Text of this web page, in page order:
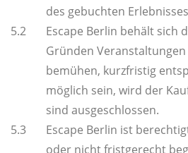
des gebuchten
5.2
Escape Berlin behält sich
Gründen
bemühen, kurzfristig
möglich sein, wird der
sind ausgeschlossen.
5.3
Escape Berlin ist
oder nicht fristgerecht